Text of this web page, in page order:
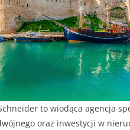
to wiodąca agencja
oraz inwestycji w